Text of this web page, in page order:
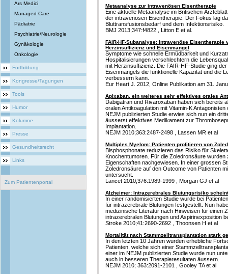
Ars Medici
Managed Care
Pädiatrie
Psychiatrie/Neurologie
Gynäkologie
Onkologie
Fortbildung
Kongresse/Tagungen
Tools
Humor
Kolumne
Presse
Gesundheitsrecht
Links
Zum Patientenportal
Metaanalyse zur intravenösen Eisentherapie
Eine aktuelle Metaanalyse im Britischen
der intravenösen Eisentherapie. Der Fokus lag
Bluttransfusionsbedarf und dem Infektionsrisiko.
BMJ 2013;347:f4822 , Litton E et al.
FAIR-HF-Subanalyse: Intravenöse
Herzinsuffizienz und Eisenmangel
Symptome wie schnelle Ermüdbarkeit und
Hospitalisierungen verschlechtern die
mit Herzinsuffizienz. Die FAIR-HF-Studie ging
Eisenmangels die funktionelle Kapazität und die
verbessern kann.
Eur Heart J. 2012, Online Publikation am 31.
Apixaban, ein weiteres sehr effektives orales
Dabigatran und Rivaroxaban haben sich bereits
oralen Antikoagulation mit Vitamin-K
NEJM publizierten Studie erwies sich nun ein
äusserst effektives Medikament zur
Implantation.
NEJM 2010;363:2487-2498 , Lassen MR et al
Multiples Myelom: Patienten profitieren von
Bisphosphonate reduzieren das Risiko für
Knochentumoren. Für die Zoledronsäure wurden
Eigenschaften nachgewiesen. In einer grossen
Zoledronsäure auf den Outcome von Patienten
untersucht.
Lancet 2010;376:1989-1999 , Morgan GJ et al
Alzheimer: Intrazerebrales Blutungsrisiko
In einer randomisierten Studie wurde bei
für intrazerebrale Blutungen festgestellt. Nun
medizinische Literatur nach Hinweisen für einen
intrazerebralen Blutungen und Aspirinexposition
Stroke 2010;41:2690-2692 , Thoonsen H et al
Mortalität nach Stammzelltransplantation stark
In den letzten 10 Jahren wurden erhebliche
Patienten, welche sich einer
einer im NEJM publizierten Studie wurde nun
auch in besseren Therapieresultaten äussern.
NEJM 2010; 363:2091-2101 , Gooley TA et al